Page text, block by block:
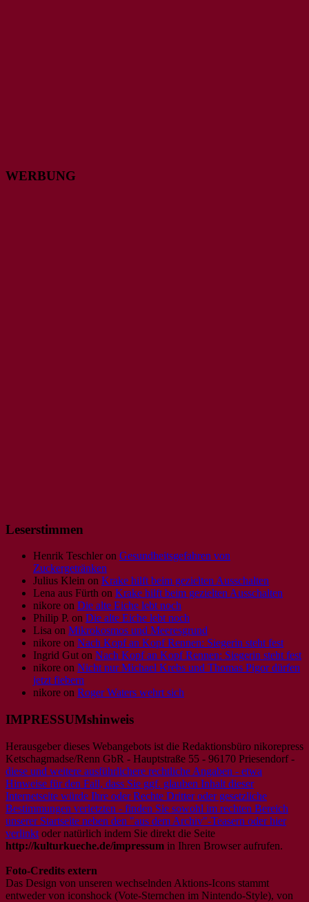
WERBUNG
Leserstimmen
Henrik Teschler on Gesundheitsgefahren von
Zuckergetränken
Julius Klein on Krake hilft beim gezielten Ausschalten
Lena aus Fürth on Krake hilft beim gezielten Ausschalten
nikore on Die alte Eiche lebt noch
Philip P. on Die alte Eiche lebt noch
Lisa on Mikrokosmos und Meeresgrund
nikore on Nach Kopf an Kopf Rennen: Siegerin steht fest
Ingrid Gut on Nach Kopf an Kopf Rennen: Siegerin steht fest
nikore on Nicht nur Michael Krebs und Thomas Pigor dürfen
jetzt fiebern
nikore on Roger Waters wehrt sich
IMPRESSUMshinweis
Herausgeber dieses Webangebots ist die Redaktionsbüro nikorepress
Ketschagmadse/Renn GbR - Hauptstraße 55 - 96170 Priesendorf -
diese und weitere ausführlichere rechtliche Angaben - etwa
Hinweise für den Fall, dass Sie ggf. glauben Inhalt dieser
Internetseite würde Ihre oder Rechte Dritter oder gesetzliche
Bestimmungen verletzten - finden Sie sowohl im rechten Bereich
unserer Startseite neben den "aus dem Archiv"-Teasern oder hier
verlinkt oder natürlich indem Sie direkt die Seite
http://kulturkueche.de/impressum in Ihren Browser aufrufen.
Foto-Credits extern
Das Design von unseren wechselnden Aktions-Icons stammt
entweder von iconshock (Vote-Sternchen im Nintendo-Style), von